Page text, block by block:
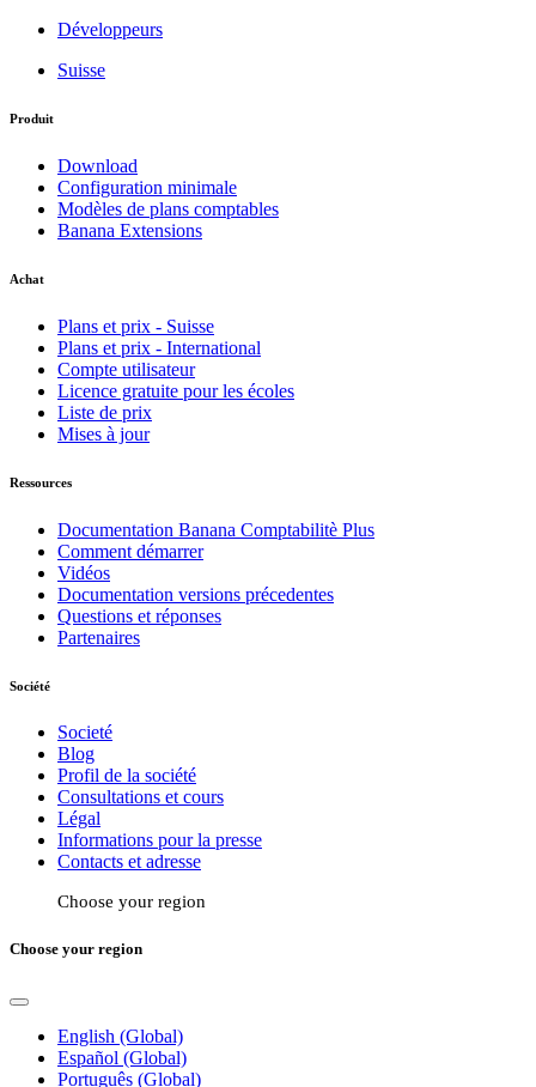
Développeurs
Suisse
Produit
Download
Configuration minimale
Modèles de plans comptables
Banana Extensions
Achat
Plans et prix - Suisse
Plans et prix - International
Compte utilisateur
Licence gratuite pour les écoles
Liste de prix
Mises à jour
Ressources
Documentation Banana Comptabilitè Plus
Comment démarrer
Vidéos
Documentation versions précedentes
Questions et réponses
Partenaires
Société
Societé
Blog
Profil de la société
Consultations et cours
Légal
Informations pour la presse
Contacts et adresse
Choose your region
Choose your region
English (Global)
Español (Global)
Português (Global)